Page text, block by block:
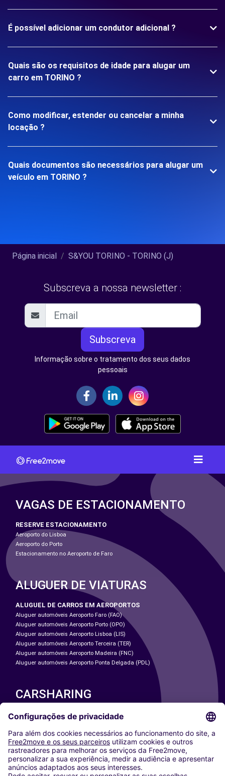
É possível adicionar um condutor adicional ?
Quais são os requisitos de idade para alugar um
carro em TORINO ?
Como modificar, estender ou cancelar a minha
locação ?
Quais documentos são necessários para alugar um
veículo em TORINO ?
Página inicial S&YOU TORINO - TORINO (J)
Subscreva a nossa newsletter :
Subscreva
Informação sobre o tratamento dos seus dados
pessoais
VAGAS DE ESTACIONAMENTO
RESERVE ESTACIONAMENTO
Aeroporto do Lisboa
Aeroporto do Porto
Estacionamento no Aeroporto de Faro
ALUGUER DE VIATURAS
ALUGUEL DE CARROS EM AEROPORTOS
Aluguer automóveis Aeroporto Faro (FAO)
Aluguer automóveis Aeroporto Porto (OPO)
Aluguer automóveis Aeroporto Lisboa (LIS)
Aluguer automóveis Aeroporto Terceira (TER)
Aluguer automóveis Aeroporto Madeira (FNC)
Aluguer automóveis Aeroporto Ponta Delgada (PDL)
CARSHARING
NOSSAS CIDADES
Washington DC
Milan
Rome
Turin
Vienna